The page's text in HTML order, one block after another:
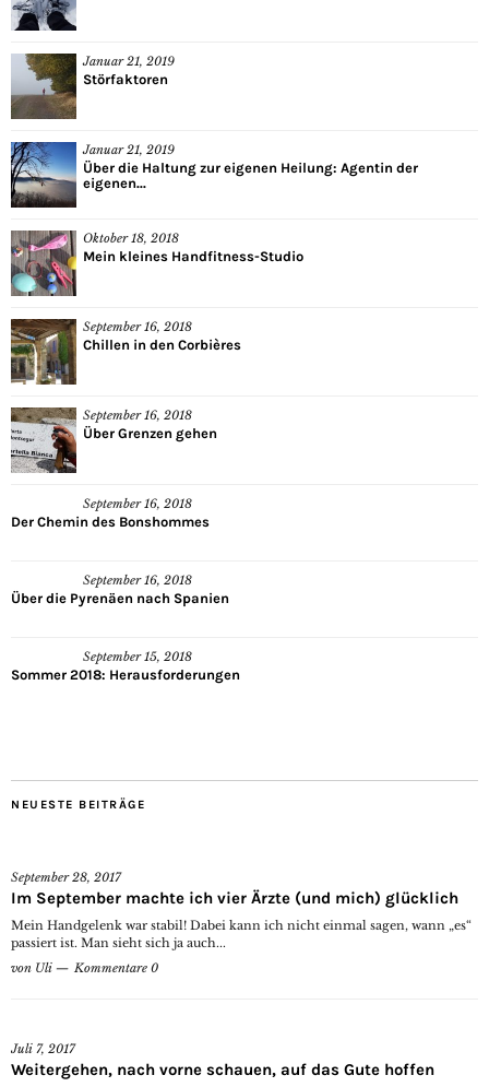
Januar 21, 2019
Störfaktoren
Januar 21, 2019
Über die Haltung zur eigenen Heilung: Agentin der
eigenen...
Oktober 18, 2018
Mein kleines Handfitness-Studio
September 16, 2018
Chillen in den Corbières
September 16, 2018
Über Grenzen gehen
September 16, 2018
Der Chemin des Bonshommes
September 16, 2018
Über die Pyrenäen nach Spanien
September 15, 2018
Sommer 2018: Herausforderungen
NEUESTE BEITRÄGE
September 28, 2017
Im September machte ich vier Ärzte (und mich) glücklich
Mein Handgelenk war stabil! Dabei kann ich nicht einmal sagen, wann „es“
passiert ist. Man sieht sich ja auch...
von Uli Kommentare 0
Juli 7, 2017
Weitergehen, nach vorne schauen, auf das Gute hoffen